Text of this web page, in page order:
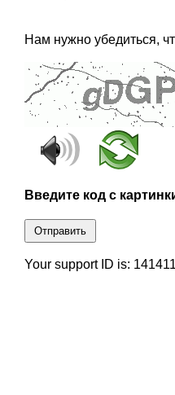
Нам нужно убедиться,
Введите код с
Отправить
Your support ID is: